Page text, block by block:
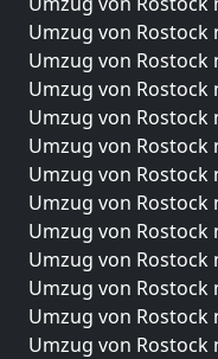
Umzug von Rostock
Umzug von Rostock
Umzug von Rostock
Umzug von Rostock
Umzug von Rostock
Umzug von Rostock
Umzug von Rostock
Umzug von Rostock
Umzug von Rostock
Umzug von Rostock
Umzug von Rostock
Umzug von Rostock